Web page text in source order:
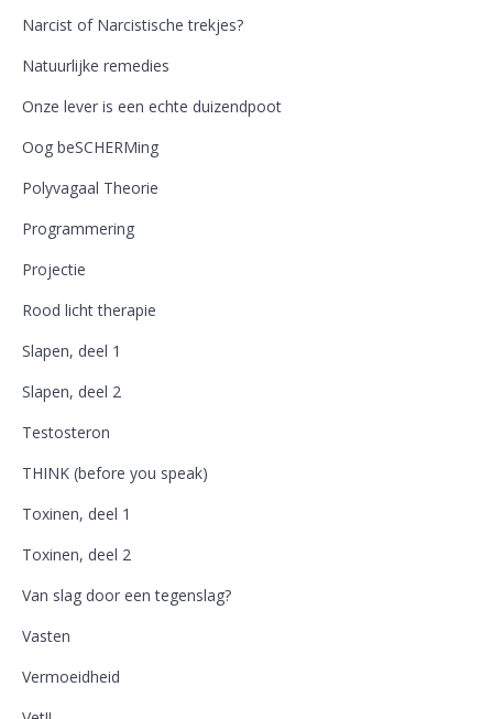
Narcist of Narcistische trekjes?
Natuurlijke remedies
Onze lever is een echte duizendpoot
Oog beSCHERMing
Polyvagaal Theorie
Programmering
Projectie
Rood licht therapie
Slapen, deel 1
Slapen, deel 2
Testosteron
THINK (before you speak)
Toxinen, deel 1
Toxinen, deel 2
Van slag door een tegenslag?
Vasten
Vermoeidheid